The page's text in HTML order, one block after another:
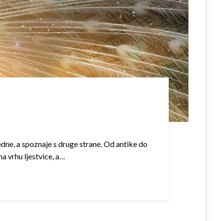
a spoznaje s druge strane. Od antike do
vrhu ljestvice, a…